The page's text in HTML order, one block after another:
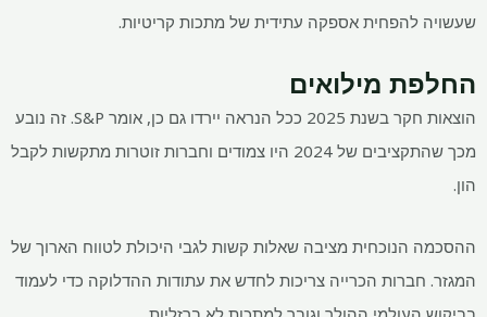
שעשויה להפחית אספקה ​​עתידית של מתכות קריטיות.
החלפת מילואים
הוצאות חקר בשנת 2025 ככל הנראה יירדו גם כן, אומר S&P. זה נובע
מכך שהתקציבים של 2024 היו צמודים וחברות זוטרות מתקשות לקבל
הון.
ההסכמה הנוכחית מציבה שאלות קשות לגבי היכולת לטווח הארוך של
המגזר. חברות הכרייה צריכות לחדש את עתודות ההדלוקה כדי לעמוד